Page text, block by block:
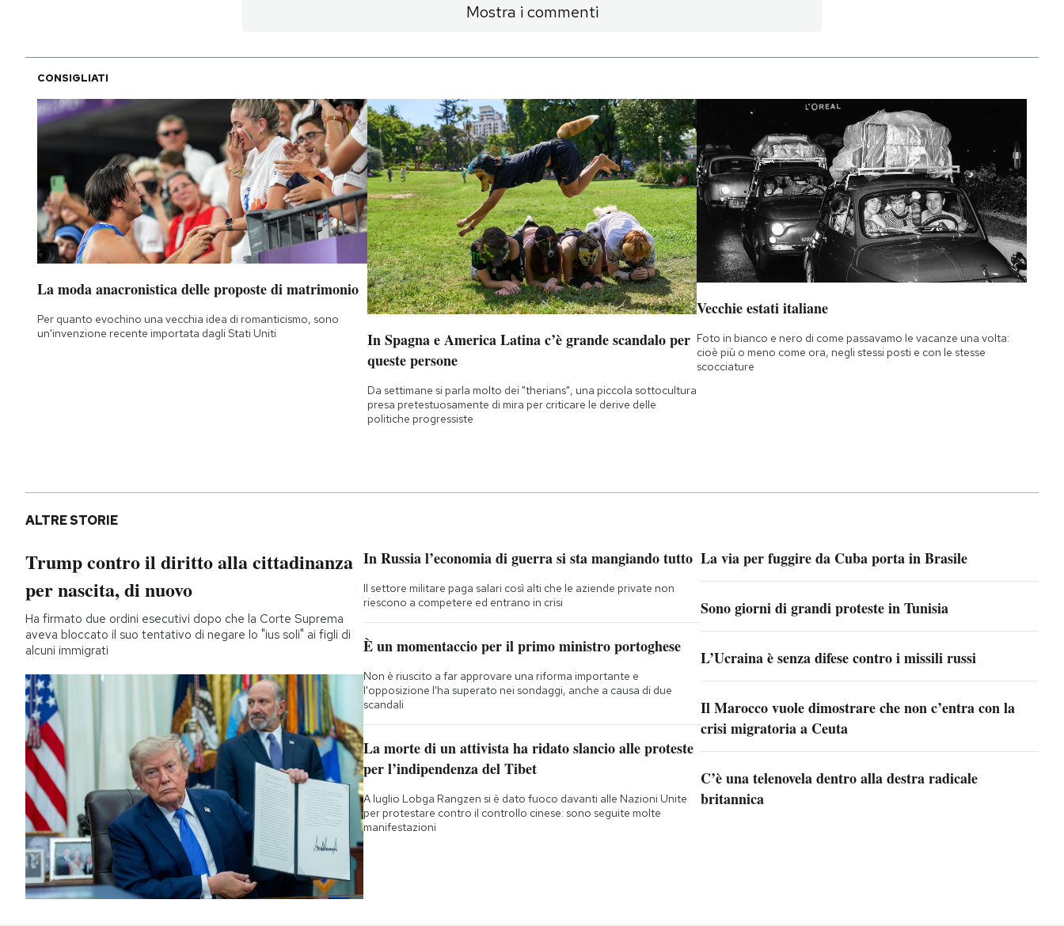
Mostra i commenti
CONSIGLIATI
La moda anacronistica delle proposte di matrimonio
Per quanto evochino una vecchia idea di romanticismo, sono
un'invenzione recente importata dagli Stati Uniti
In Spagna e America Latina c’è grande scandalo per
queste persone
Da settimane si parla molto dei "therians", una piccola sottocultura
presa pretestuosamente di mira per criticare le derive delle
politiche progressiste
Vecchie estati italiane
Foto in bianco e nero di come passavamo le vacanze una volta:
cioè più o meno come ora, negli stessi posti e con le stesse
scocciature
ALTRE STORIE
Trump contro il diritto alla cittadinanza
per nascita, di nuovo
Ha firmato due ordini esecutivi dopo che la Corte Suprema
aveva bloccato il suo tentativo di negare lo "ius soli" ai figli di
alcuni immigrati
In Russia l’economia di guerra si sta mangiando tutto
Il settore militare paga salari così alti che le aziende private non
riescono a competere ed entrano in crisi
È un momentaccio per il primo ministro portoghese
Non è riuscito a far approvare una riforma importante e
l'opposizione l'ha superato nei sondaggi, anche a causa di due
scandali
La morte di un attivista ha ridato slancio alle proteste
per l’indipendenza del Tibet
A luglio Lobga Rangzen si è dato fuoco davanti alle Nazioni Unite
per protestare contro il controllo cinese: sono seguite molte
manifestazioni
La via per fuggire da Cuba porta in Brasile
Sono giorni di grandi proteste in Tunisia
L’Ucraina è senza difese contro i missili russi
Il Marocco vuole dimostrare che non c’entra con la
crisi migratoria a Ceuta
C’è una telenovela dentro alla destra radicale
britannica